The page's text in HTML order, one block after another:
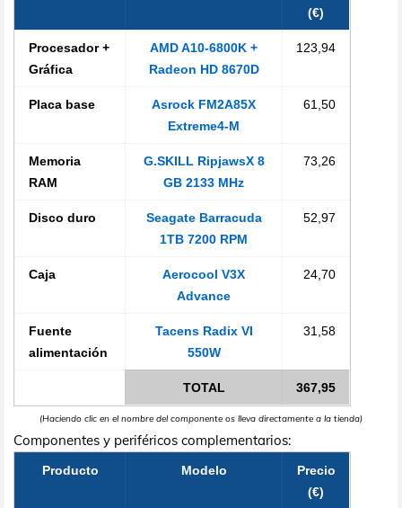
(€)
Procesador +
Gráfica
AMD A10-6800K +
Radeon HD 8670D
123,94
Placa base
Asrock FM2A85X
Extreme4-M
61,50
Memoria
RAM
G.SKILL RipjawsX 8
GB 2133 MHz
73,26
Disco duro
Seagate Barracuda
1TB 7200 RPM
52,97
Caja
Aerocool V3X
Advance
24,70
Fuente
alimentación
Tacens Radix VI
550W
31,58
TOTAL 367,95
(Haciendo clic en el nombre del componente os lleva directamente a la tienda)
Componentes y periféricos complementarios:
Producto Modelo
Precio
(€)